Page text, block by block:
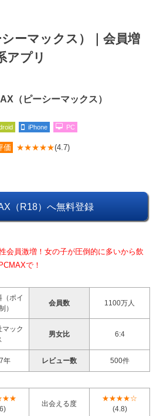
ーマックス）｜会員増
アプリ
（ピーシーマックス）
iPhone PC
価 ★★★★★(4.7)
（R18）へ無料登録
会員激増！女の子が圧倒的に多いから飲
で！
（ポイ
）
会員数 1100万人
マック
男女比 6:4
年 レビュー数 500件
出会える度
★★★★☆
(4.8)